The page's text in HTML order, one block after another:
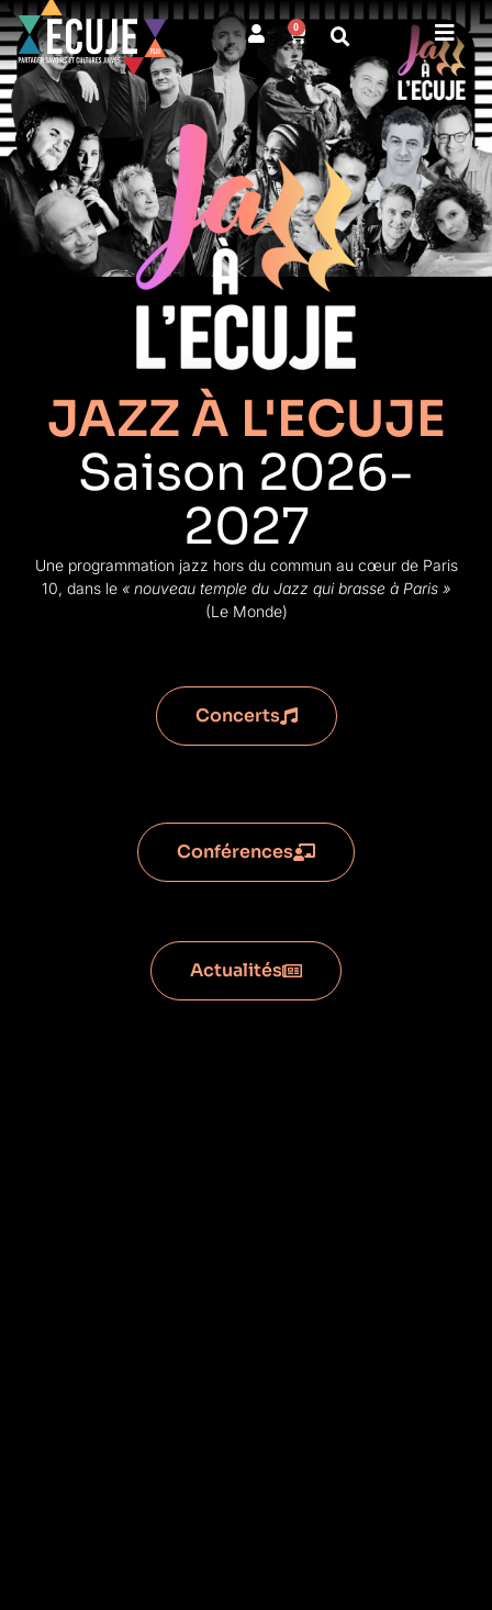
0
JAZZ À L'ECUJE
Saison 2026-
2027
Une programmation jazz hors du commun au cœur de Paris
10, dans le « nouveau temple du Jazz qui brasse à Paris »
(Le Monde)
Concerts
Conférences
Actualités